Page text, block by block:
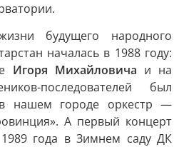
будущего народного
началась в 1988 году:
Игоря Михайловича и на
последователей был
нашем городе оркестр —
А первый концерт
года в Зимнем саду ДК